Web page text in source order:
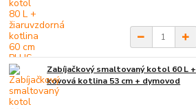
Zabíjačkový smaltovaný kotol 60 L +
kovová kotlina 53 cm + dymovod